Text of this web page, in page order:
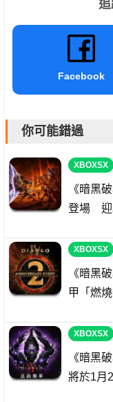
Facebook
你可能錯過
XBOXSX
《暗黑
登場 迎
XBOXSX
《暗黑
甲「燃
XBOXSX
《暗黑
將於1月